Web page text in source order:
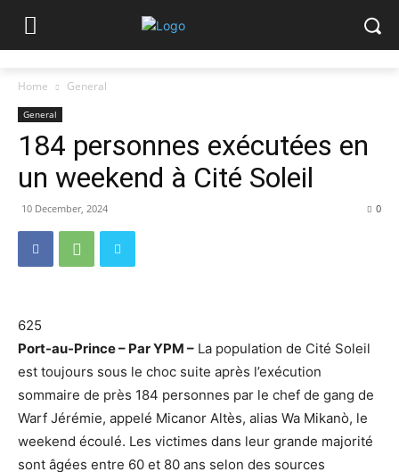
Home General
General
184 personnes exécutées en
un weekend à Cité Soleil
10 December, 2024 0
625
Port-au-Prince – Par YPM – La population de Cité Soleil
est toujours sous le choc suite après l’exécution
sommaire de près 184 personnes par le chef de gang de
Warf Jérémie, appelé Micanor Altès, alias Wa Mikanò, le
weekend écoulé. Les victimes dans leur grande majorité
sont âgées entre 60 et 80 ans selon des sources